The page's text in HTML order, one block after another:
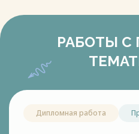
РАБОТЫ
Дипломная работа